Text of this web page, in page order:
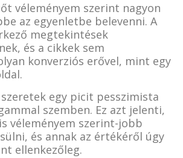
véleményem szerint nagyon
az egyenletbe belevenni. A
megtekintések
és a cikkek sem
konverziós erővel, mint egy
egy picit pesszimista
szemben. Ez azt jelenti,
véleményem szerint-jobb
és annak az értékéről úgy
ellenkezőleg.